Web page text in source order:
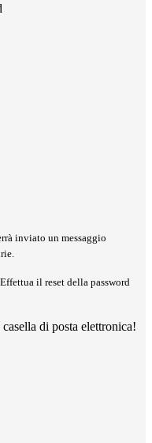
inviato un messaggio
il reset della password
di posta elettronica!